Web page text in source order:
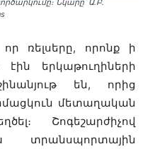
Նկարը՝ Ա․Բ․
ռելսերը, որոնք ի
երկաթուղիների
են, որից
մետաղական
Շոգեշարժիչով
տրանսպորտային